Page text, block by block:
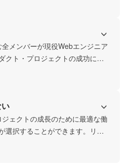
境です。このような文化が、プ
能にしています。
メンバーが現役Webエンジニア
クト・プロジェクトの成功には
アの価値を高めることに全力を
ェクトの成長のために最適な働
選択することができます。リモ